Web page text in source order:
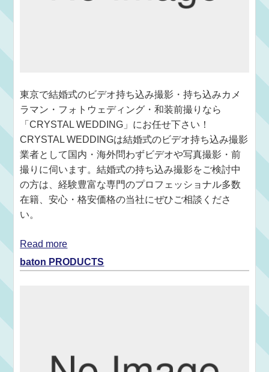
東京で結婚式のビデオ持ち込み撮影・持ち込みカメ
ラマン・フォトウェディング・和装前撮りなら
「CRYSTAL WEDDING」にお任せ下さい！
CRYSTAL WEDDINGは結婚式のビデオ持ち込み撮影
業者として国内・海外問わずビデオや写真撮影・前
撮りに伺います。結婚式の持ち込み撮影をご検討中
の方は、経験豊富な専門のプロフェッショナル多数
在籍、安心・格安価格の当社にぜひご相談くださ
い。
Read more
baton PRODUCTS